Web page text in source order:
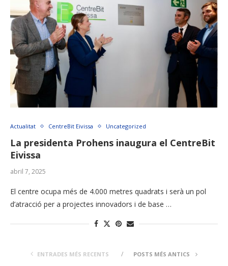
Actualitat CentreBit Eivissa Uncategorized
La presidenta Prohens inaugura el CentreBit
Eivissa
abril 7, 2025
El centre ocupa més de 4.000 metres quadrats i serà un pol
d’atracció per a projectes innovadors i de base …
ENTRADES MÉS RECENTS POSTS MÉS ANTICS